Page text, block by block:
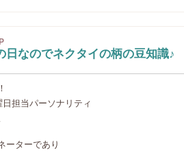
日なのでネクタイの柄の豆知識♪
日担当パーソナリティ
ーターであり